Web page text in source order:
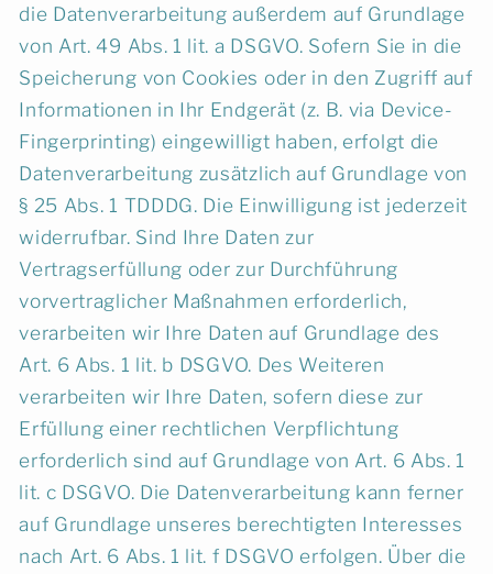
die Datenverarbeitung außerdem auf Grundlage
von Art. 49 Abs. 1 lit. a DSGVO. Sofern Sie in die
Speicherung von Cookies oder in den Zugriff auf
Informationen in Ihr Endgerät (z. B. via Device-
Fingerprinting) eingewilligt haben, erfolgt die
Datenverarbeitung zusätzlich auf Grundlage von
§ 25 Abs. 1 TDDDG. Die Einwilligung ist jederzeit
widerrufbar. Sind Ihre Daten zur
Vertragserfüllung oder zur Durchführung
vorvertraglicher Maßnahmen erforderlich,
verarbeiten wir Ihre Daten auf Grundlage des
Art. 6 Abs. 1 lit. b DSGVO. Des Weiteren
verarbeiten wir Ihre Daten, sofern diese zur
Erfüllung einer rechtlichen Verpflichtung
erforderlich sind auf Grundlage von Art. 6 Abs. 1
lit. c DSGVO. Die Datenverarbeitung kann ferner
auf Grundlage unseres berechtigten Interesses
nach Art. 6 Abs. 1 lit. f DSGVO erfolgen. Über die